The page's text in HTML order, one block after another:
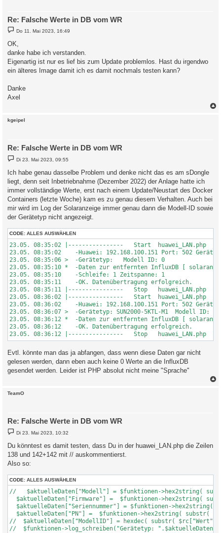
Re: Falsche Werte in DB vom WR
B
e
i
t
r
g
Do 11. Mai 2023, 16:49
OK,
danke habe ich verstanden.
Eigenartig ist nur es lief bis zum Update problemlos. Hast du irgendwo
ein älteres Image damit ich es damit nochmals testen kann?
Danke
Axel
kgeipel
Re: Falsche Werte in DB vom WR
B
e
t
r
a
g
Di 23. Mai 2023, 09:55
Ich habe genau dasselbe Problem und denke nicht das es am sDongle
liegt, denn seit Inbetriebnahme (Dezember 2022) der Anlage hatte ich
immer vollständige Werte, erst nach einem Update/Neustart des Docker
Containers (letzte Woche) kam es zu genau diesem Verhalten. Auch bei
mir wird im Log der Solaranzeige immer genau dann die Modell-ID sowie
der Gerätetyp nicht angezeigt.
CODE: ALLES AUSWÄHLEN
23.05. 08:35:02 |----------------   Start
23.05. 08:35:02    -Huawei: 192.168.100.151 Port: 502
23.05. 08:35:06 >  -Gerätetyp:   Modell ID: 0
23.05. 08:35:10 *  -Daten zur entfernten InfluxDB [
23.05. 08:35:10    -Schleife: 1 Zeitspanne: 1
23.05. 08:35:11    -OK. Datenübertragung erfolgreich.
23.05. 08:35:11 |----------------   Stop
23.05. 08:36:02 |----------------   Start
23.05. 08:36:02    -Huawei: 192.168.100.151 Port: 502
23.05. 08:36:07 >  -Gerätetyp: SUN2000-5KTL-M1  Modell ID:
23.05. 08:36:12 *  -Daten zur entfernten InfluxDB [
23.05. 08:36:12    -OK. Datenübertragung erfolgreich.
23.05. 08:36:12 |----------------   Stop
Evtl. könnte man das ja abfangen, dass wenn diese Daten gar nicht
gelesen werden, dann eben auch keine 0 Werte an die InfluxDB
gesendet werden. Leider ist PHP absolut nicht meine "Sprache"
TeamO
Re: Falsche Werte in DB vom WR
B
e
t
r
g
Di 23. Mai 2023, 10:32
Du könntest es damit testen, dass Du in der huawei_LAN.php die Zeilen
138 und 142+142 mit // auskommentierst.
Also so:
CODE: ALLES AUSWÄHLEN
//   $aktuelleDaten["Modell"] = $funktionen->hex2string(
$aktuelleDaten["Firmware"] =  $funktionen->hex2string(
$aktuelleDaten["Seriennummer"] = $funktionen->hex2string(
$aktuelleDaten["PN"] =  $funktionen->hex2string( substr(
//  $aktuelleDaten["ModellID"] = hexdec( substr(
//  $funktionen->log_schreiben("Gerätetyp: